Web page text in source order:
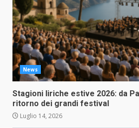
News
Stagioni liriche estive 2026: da
ritorno dei grandi festival
Luglio 14, 2026